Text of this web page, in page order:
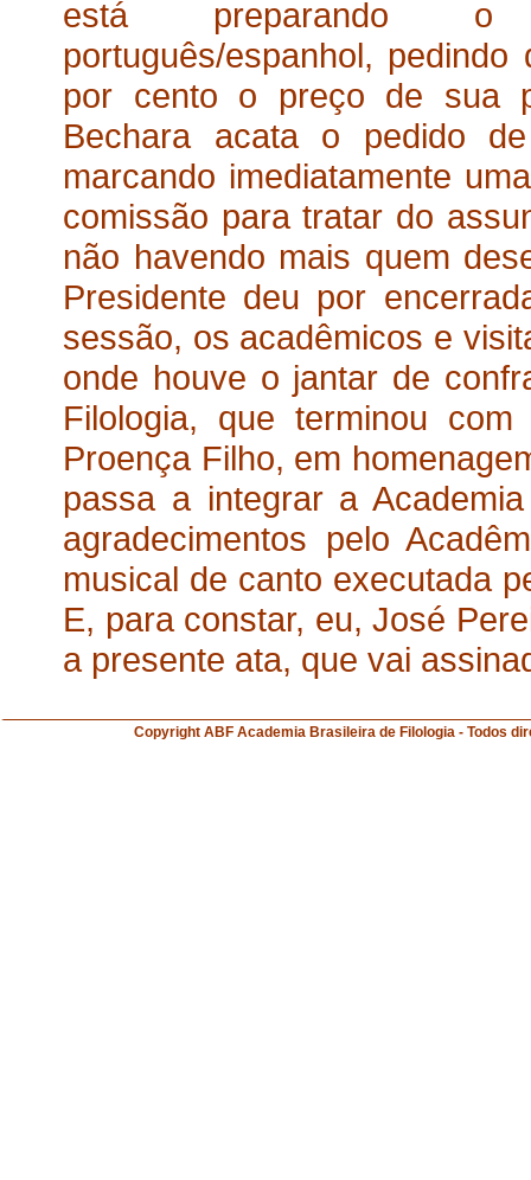
está preparando o
português/espanhol,
por cento o preço de sua
Bechara acata o pedido
marcando imediatamente
comissão para tratar do
não havendo mais quem
Presidente deu por
sessão, os acadêmicos e
onde houve o jantar de
Filologia, que terminou
Proença Filho, em
passa a integrar a
agradecimentos pelo
musical de canto executada
E, para constar, eu, José
a presente ata, que vai
Copyright ABF Academia Brasileira de